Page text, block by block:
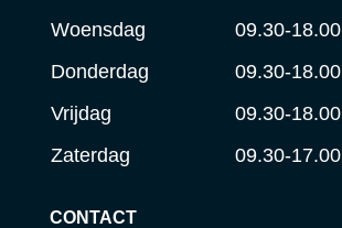
Woensdag
09.30-18.00
Donderdag
09.30-18.00
Vrijdag
09.30-18.00
Zaterdag
09.30-17.00
CONTACT